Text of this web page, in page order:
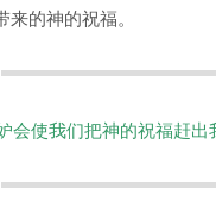
的神的祝福。
会使我们把神的祝福赶出